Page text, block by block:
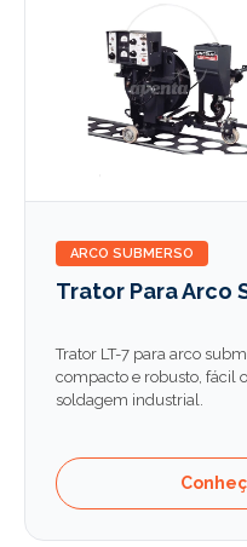
ARCO SUBMERSO
Trator Para Arco
Trator LT-7 para arco
compacto e robusto, fácil
soldagem industrial.